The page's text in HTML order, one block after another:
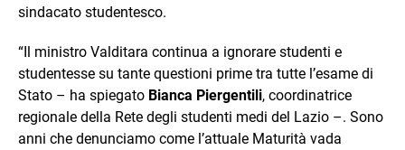
sindacato studentesco.
“Il ministro Valditara continua a ignorare studenti e
studentesse su tante questioni prime tra tutte l’esame di
Stato – ha spiegato Bianca Piergentili, coordinatrice
regionale della Rete degli studenti medi del Lazio –. Sono
anni che denunciamo come l’attuale Maturità vada